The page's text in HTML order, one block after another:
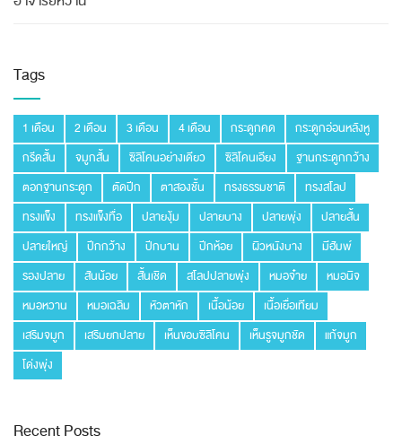
Tags
1 เดือน 2 เดือน 3 เดือน 4 เดือน กระดูกคด
กระดูกอ่อนหลังหู
กรีดสั้น
จมูกสั้น ซิลิโคนอย่างเดียว ซิลิโคนเอียง
ฐานกระดูกกว้าง
ตอกฐานกระดูก
ตัดปีก ตาสองชั้น ทรงธรรมชาติ
ทรงสโลป
ทรงแข็ง
ทรงแข็งทื่อ ปลายงุ้ม ปลายบาง ปลายพุ่ง
ปลายสั้น
ปลายใหญ่
ปีกกว้าง ปีกบาน ปีกห้อย ผิวหนังบาง
มีฮัมพ์
รองปลาย
สันน้อย สั้นเชิด สโลปปลายพุ่ง หมอจ๋าย
หมอนิจ
หมอหวาน
หมอเฉลิม หัวตาหัก เนื้อน้อย
เนื้อเยื่อเทียม
เสริมจมูก
เสริมยกปลาย เห็นขอบซิลิโคน เห็นรูจมูกชัด
แก้จมูก
โด่งพุ่ง
Recent Posts